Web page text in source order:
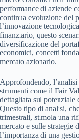
performance di aziende
continua evoluzione del
l’innovazione
finanziario, questo
diversificazione del
economici, concetti
mercato azionario.
Approfondendo,
strumenti come il Fair
dettagliata sul potenziale
Questo tipo di analisi,
trimestrali, stimola una
mercato e sulle strategie
l’importanza di una